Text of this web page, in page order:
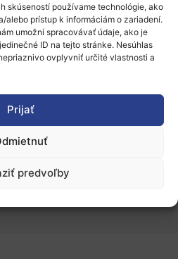
skúseností používame technológie, ako
alebo prístup k informáciám o zariadení.
umožní spracovávať údaje, ako je
ID na tejto stránke. Nesúhlas
ovplyvniť určité vlastnosti a
Prijať
predvoľby
a podpora
a pobyty
údajov
Európskou
Slovensko. Portál